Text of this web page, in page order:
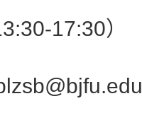
17:30）